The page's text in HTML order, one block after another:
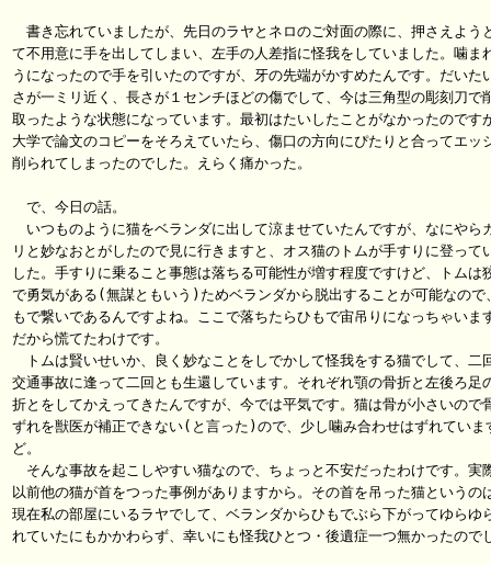
書き忘れていましたが、先日のラヤとネロのご対面の際に、押さえよう
て不用意に手を出してしまい、左手の人差指に怪我をしていました。噛ま
うになったので手を引いたのですが、牙の先端がかすめたんです。だいた
さが一ミリ近く、長さが１センチほどの傷でして、今は三角型の彫刻刀で
取ったような状態になっています。最初はたいしたことがなかったのです
大学で論文のコピーをそろえていたら、傷口の方向にぴたりと合ってエッ
削られてしまったのでした。えらく痛かった。
で、今日の話。
いつものように猫をベランダに出して涼ませていたんですが、なにやら
リと妙なおとがしたので見に行きますと、オス猫のトムが手すりに登って
した。手すりに乗ること事態は落ちる可能性が増す程度ですけど、トムは
で勇気がある(無謀ともいう)ためベランダから脱出することが可能なので
もで繋いであるんですよね。ここで落ちたらひもで宙吊りになっちゃいま
だから慌てたわけです。
トムは賢いせいか、良く妙なことをしでかして怪我をする猫でして、二
交通事故に逢って二回とも生還しています。それぞれ顎の骨折と左後ろ足
折とをしてかえってきたんですが、今では平気です。猫は骨が小さいので
ずれを獣医が補正できない(と言った)ので、少し噛み合わせはずれていま
ど。
そんな事故を起こしやすい猫なので、ちょっと不安だったわけです。実
以前他の猫が首をつった事例がありますから。その首を吊った猫というの
現在私の部屋にいるラヤでして、ベランダからひもでぶら下がってゆらゆ
れていたにもかかわらず、幸いにも怪我ひとつ・後遺症一つ無かったので